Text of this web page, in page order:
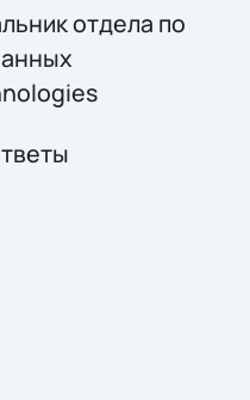
отдела по